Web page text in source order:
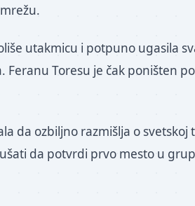
utakmicu i potpuno ugasila
Feranu Toresu je čak poništen
da ozbiljno razmišlja o svetskoj
da potvrdi prvo mesto u